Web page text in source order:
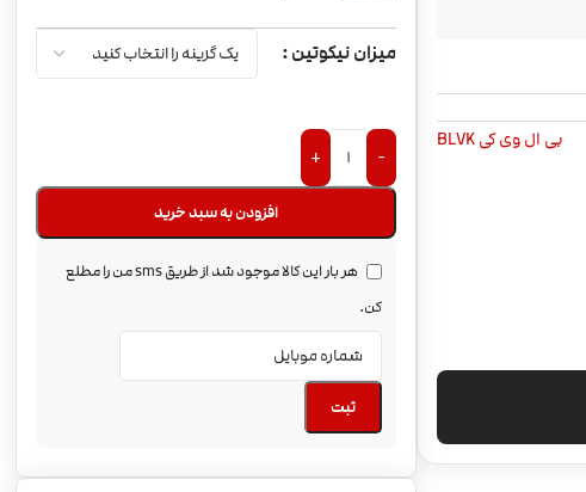
بی ال وی کی BLVK
میزان نیکوتین
-
+
افزودن به سبد خرید
هر بار این کالا موجود شد از طریق sms من را مطلع
کن.
ثبت